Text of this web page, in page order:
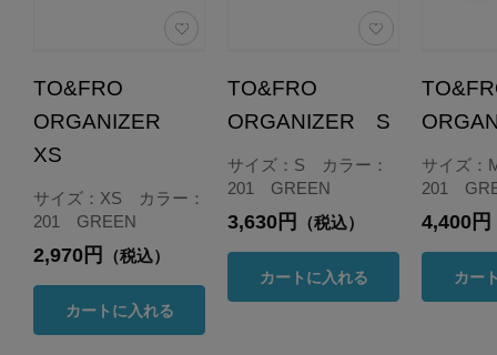
TO&FRO
ORGANIZER
XS
サイズ：XS カラー：
201 GREEN
2,970円 （税込）
カートに入れる
TO&FRO
ORGANIZER S
サイズ：S カラー：
201 GREEN
3,630円 （税込）
カートに入れる
サイズ
201
4,400円
カー